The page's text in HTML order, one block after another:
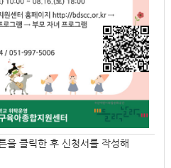
을 클릭한 후 신청서를 작성해